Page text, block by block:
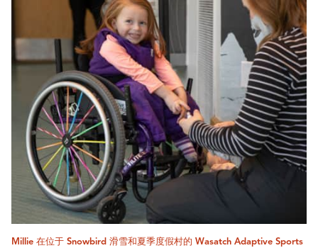
Millie 在位于 Snowbird 滑雪和夏季度假村的 Wasatch Adaptive Sports